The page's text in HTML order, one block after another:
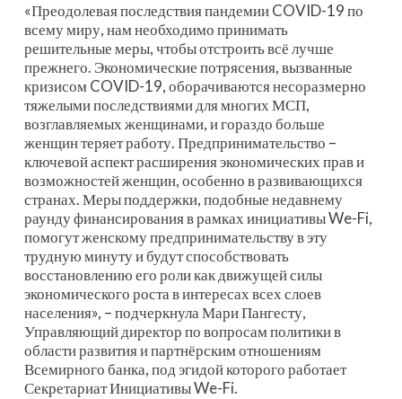
«Преодолевая последствия пандемии COVID-19 по
всему миру, нам необходимо принимать
решительные меры, чтобы отстроить всё лучше
прежнего. Экономические потрясения, вызванные
кризисом COVID-19, оборачиваются несоразмерно
тяжелыми последствиями для многих МСП,
возглавляемых женщинами, и гораздо больше
женщин теряет работу. Предпринимательство –
ключевой аспект расширения экономических прав и
возможностей женщин, особенно в развивающихся
странах. Меры поддержки, подобные недавнему
раунду финансирования в рамках инициативы We-Fi,
помогут женскому предпринимательству в эту
трудную минуту и будут способствовать
восстановлению его роли как движущей силы
экономического роста в интересах всех слоев
населения», – подчеркнула Мари Пангесту,
Управляющий директор по вопросам политики в
области развития и партнёрским отношениям
Всемирного банка, под эгидой которого работает
Секретариат Инициативы We-Fi.